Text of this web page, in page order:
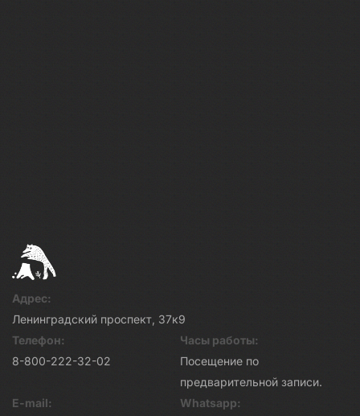
Адрес:
Ленинградский проспект, 37к9
Телефон:
8-800-222-32-02
Часы работы:
Посещение по
предварительной записи.
E-mail:
Whatsapp: